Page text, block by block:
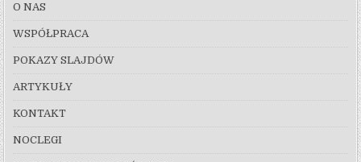
O NAS
WSPÓŁPRACA
POKAZY SLAJDÓW
ARTYKUŁY
KONTAKT
NOCLEGI